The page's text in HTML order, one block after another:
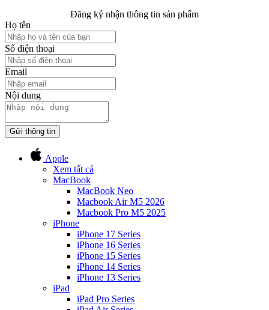
Đăng ký nhận thông tin sản phẩm
Họ tên
Số điện thoại
Email
Nội dung
Gửi thông tin
Apple
Xem tất cả
MacBook
MacBook Neo
Macbook Air M5 2026
Macbook Pro M5 2025
iPhone
iPhone 17 Series
iPhone 16 Series
iPhone 15 Series
iPhone 14 Series
iPhone 13 Series
iPad
iPad Pro Series